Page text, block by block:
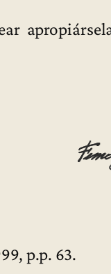
p.p. 63.